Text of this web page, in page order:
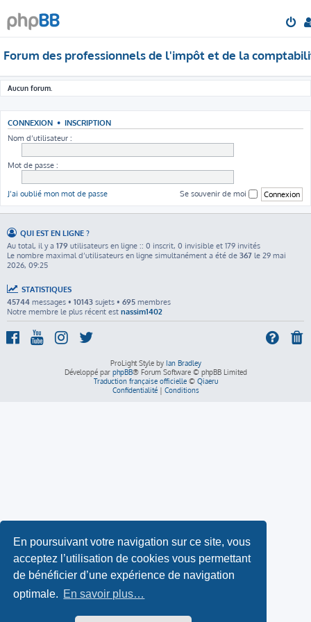
En poursuivant votre navigation sur ce site, vous
acceptez l’utilisation de cookies vous permettant
de bénéficier d’une expérience de navigation
optimale. En savoir plus…
Forum des professionnels de l'impôt et de la
Aucun forum.
CONNEXION • INSCRIPTION
Nom d’utilisateur :
Mot de passe :
J’ai oublié mon mot de passe Se souvenir de moi
QUI EST EN LIGNE ?
Au total, il y a 179 utilisateurs en ligne :: 0 inscrit, 0 invisible et 179 invités
Le nombre maximal d’utilisateurs en ligne simultanément a été de 367 le 29 mai
2026, 09:25
STATISTIQUES
45744 messages • 10143 sujets • 695 membres
Notre membre le plus récent est nassim1402
ProLight Style by Ian Bradley
Développé par phpBB® Forum Software © phpBB Limited
Traduction française officielle© Qiaeru
Confidentialité| Conditions